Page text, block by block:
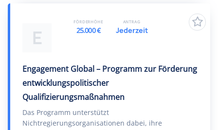
E
Engagement Global – Programm zur Förderung
entwicklungspolitischer
Qualifizierungsmaßnahmen
Das Programm unterstützt
Nichtregierungsorganisationen dabei, ihre
FÖRDERHÖHE
25.000 €
ANTRAG
Jederzeit